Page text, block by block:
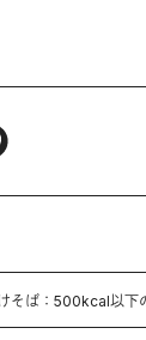
そば：500kcal以下